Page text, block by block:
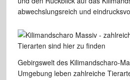
abwechslungsreich und
Gebirgswelt des Kilimandscharo-
Umgebung leben zahlreiche